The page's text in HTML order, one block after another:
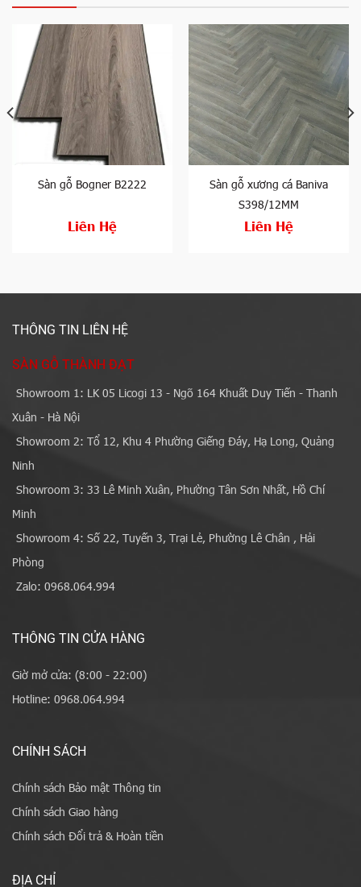
Sàn gỗ Bogner B2222
Liên Hệ
Sàn gỗ xương cá Baniva
S398/12MM
Liên Hệ
THÔNG TIN LIÊN HỆ
SÀN GỖ THÀNH ĐẠT
Showroom 1: LK 05 Licogi 13 - Ngõ 164 Khuất Duy Tiến - Thanh
Xuân - Hà Nội
Showroom 2: Tổ 12, Khu 4 Phường Giếng Đáy, Hạ Long, Quảng
Ninh
Showroom 3: 33 Lê Minh Xuân, Phường Tân Sơn Nhất, Hồ Chí
Minh
Showroom 4: Số 22, Tuyến 3, Trại Lẻ, Phường Lê Chân , Hải
Phòng
Zalo: 0968.064.994
THÔNG TIN CỬA HÀNG
Giờ mở cửa: (8:00 - 22:00)
Hotline: 0968.064.994
CHÍNH SÁCH
Chính sách Bảo mật Thông tin
Chính sách Giao hàng
Chính sách Đổi trả & Hoàn tiền
ĐỊA CHỈ